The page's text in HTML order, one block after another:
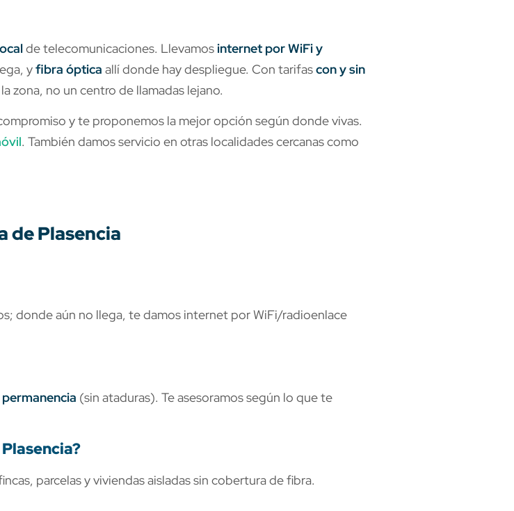
de telecomunicaciones. Llevamos internet por WiFi y
yfibra óptica allí donde hay despliegue. Con tarifascon y sin
zona, no un centro de llamadas lejano.
y te proponemos la mejor opción según donde vivas.
. También damos servicio en otras localidades cercanas como
de Plasencia
donde aún no llega, te damos internet por WiFi/radioenlace
(sin ataduras). Te asesoramos según lo que te
parcelas y viviendas aisladas sin cobertura de fibra.